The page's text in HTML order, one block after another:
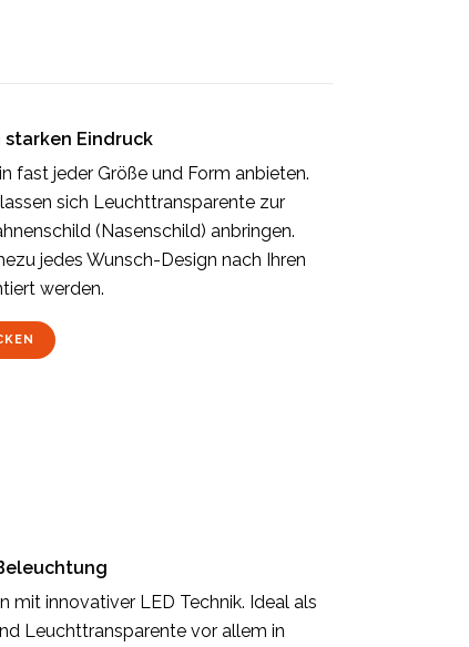
Eindruck
fast jeder Größe und Form anbieten.
sich Leuchttransparente zur
(Nasenschild) anbringen.
jedes Wunsch-Design nach Ihren
werden.
mit innovativer LED Technik. Ideal als
Leuchttransparente vor allem in